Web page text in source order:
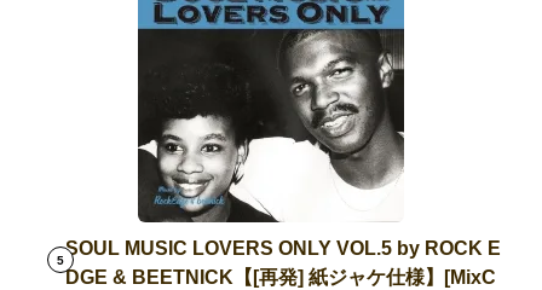
5
SOUL MUSIC LOVERS ONLY VOL.5 by ROCK E
DGE & BEETNICK【[再発] 紙ジャケ仕様】[MixC